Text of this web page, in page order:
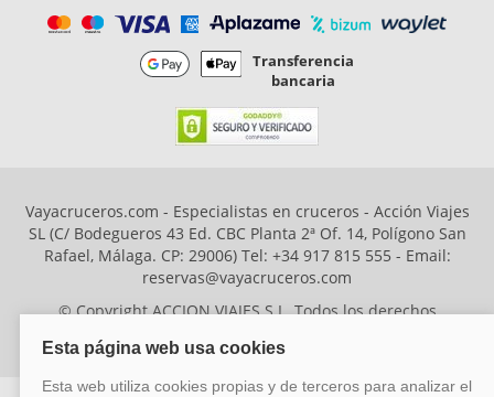
Transferencia
bancaria
Vayacruceros.com - Especialistas en cruceros - Acción Viajes
SL (C/ Bodegueros 43 Ed. CBC Planta 2ª Of. 14, Polígono San
Rafael, Málaga. CP: 29006) Tel: +34 917 815 555 - Email:
reservas@vayacruceros.com
© Copyright ACCION VIAJES S.L. Todos los derechos